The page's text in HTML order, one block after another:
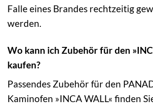
Falle eines Brandes rechtzeitig
werden.
Wo kann ich Zubehör für den
kaufen?
Passendes Zubehör für den
Kaminofen »INCA WALL« finden